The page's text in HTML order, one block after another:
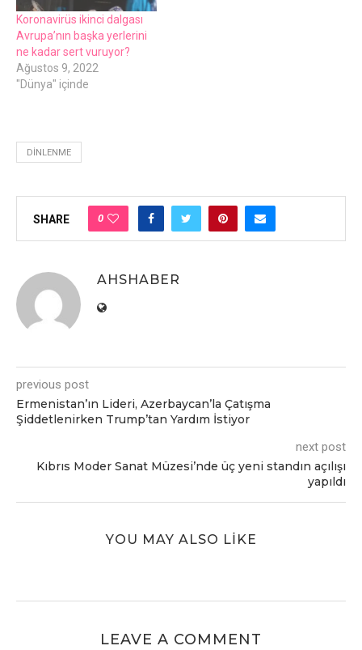
Koronavirüs ikinci dalgası
Avrupa’nın başka yerlerini
ne kadar sert vuruyor?
Ağustos 9, 2022
"Dünya" içinde
DINLENME
SHARE 0
AHSHABER
previous post
Ermenistan’ın Lideri, Azerbaycan’la Çatışma
Şiddetlenirken Trump’tan Yardım İstiyor
next post
Kıbrıs Moder Sanat Müzesi’nde üç yeni standın açılışı
yapıldı
YOU MAY ALSO LIKE
LEAVE A COMMENT